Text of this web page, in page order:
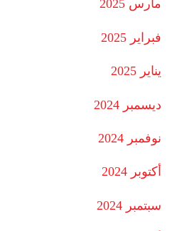
مارس 2025
فبراير 2025
يناير 2025
ديسمبر 2024
نوفمبر 2024
أكتوبر 2024
سبتمبر 2024